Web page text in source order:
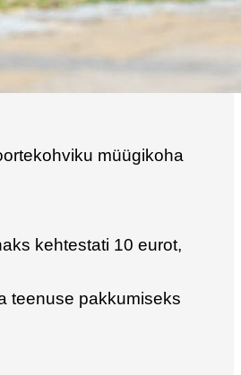
müügikoha
kehtestati 10 eurot,
teenuse pakkumiseks